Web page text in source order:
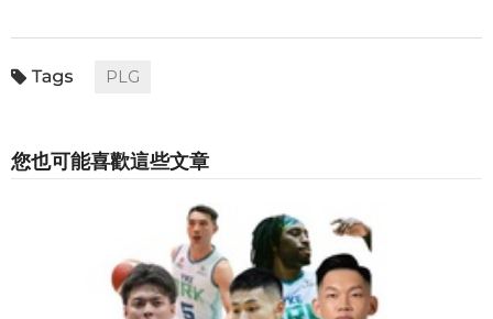
PLG
您也可能喜歡這些文章